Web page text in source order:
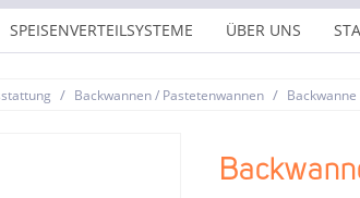
SPEISENVERTEILSYSTEME ÜBER UNS
/ Backwannen / Pastetenwannen / Backwanne